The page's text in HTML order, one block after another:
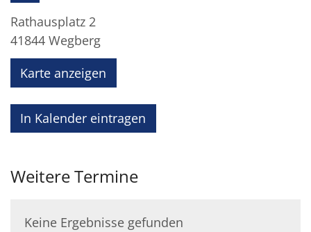
Rathausplatz 2
41844 Wegberg
Karte anzeigen
In Kalender eintragen
Weitere Termine
Keine Ergebnisse gefunden